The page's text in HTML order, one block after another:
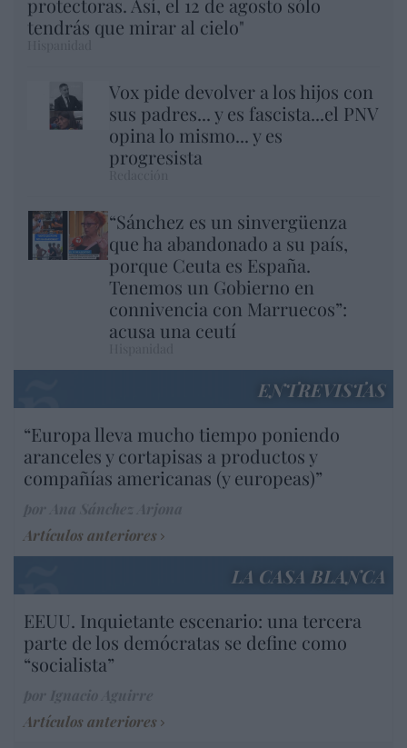
protectoras. Así, el 12 de agosto sólo
tendrás que mirar al cielo"
Vox pide devolver a los hijos con
sus padres... y es fascista...el PNV
opina lo mismo... y es
progresista
“Sánchez es un sinvergüenza
que ha abandonado a su país,
porque Ceuta es España.
Tenemos un Gobierno en
connivencia con Marruecos”:
acusa una ceutí
ENTREVISTAS
“Europa lleva mucho tiempo poniendo
aranceles y cortapisas a productos y
compañías americanas (y europeas)”
Artículos anteriores
LA CASA BLANCA
EEUU. Inquietante escenario: una tercera
parte de los demócratas se define como
“socialista”
Artículos anteriores